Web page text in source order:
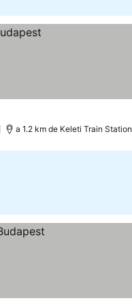
a 1.2 km de Keleti Train Station